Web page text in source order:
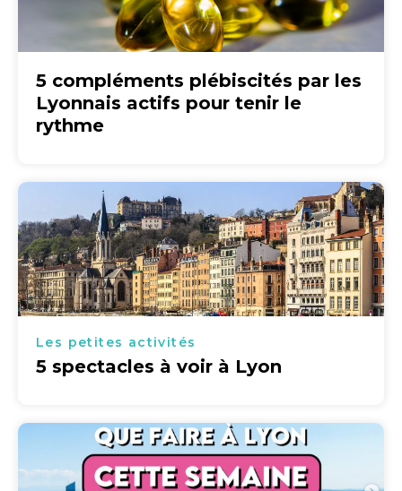
5 compléments plébiscités par les
Lyonnais actifs pour tenir le
rythme
Les petites activités
5 spectacles à voir à Lyon